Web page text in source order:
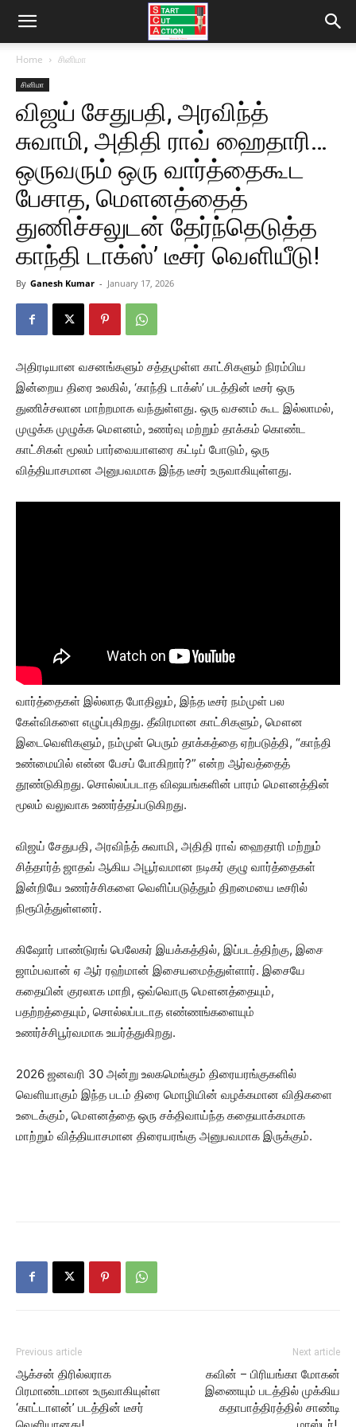
Home சினிமா
சினிமா
விஜய் சேதுபதி, அரவிந்த்
சுவாமி, அதிதி ராவ் ஹைதாரி…
ஒருவரும் ஒரு வார்த்தைகூட
பேசாத, மௌனத்தைத்
துணிச்சலுடன் தேர்ந்தெடுத்த
காந்தி டாக்ஸ்’ டீசர் வெளியீடு!
By Ganesh Kumar - January 17, 2026
அதிரடியான வசனங்களும் சத்தமுள்ள காட்சிகளும் நிரம்பிய
இன்றைய திரை உலகில், ‘காந்தி டாக்ஸ்’ படத்தின் டீசர் ஒரு
துணிச்சலான மாற்றமாக வந்துள்ளது. ஒரு வசனம் கூட இல்லாமல்,
முழுக்க முழுக்க மௌனம், உணர்வு மற்றும் தாக்கம் கொண்ட
காட்சிகள் மூலம் பார்வையாளரை கட்டிப் போடும், ஒரு
வித்தியாசமான அனுபவமாக இந்த டீசர் உருவாகியுள்ளது.
வார்த்தைகள் இல்லாத போதிலும், இந்த டீசர் நம்முள் பல
கேள்விகளை எழுப்புகிறது. தீவிரமான காட்சிகளும், மௌன
இடைவெளிகளும், நம்முள் பெரும் தாக்கத்தை ஏற்படுத்தி, “காந்தி
உண்மையில் என்ன பேசப் போகிறார்?” என்ற ஆர்வத்தைத்
தூண்டுகிறது. சொல்லப்படாத விஷயங்களின் பாரம் மௌனத்தின்
மூலம் வலுவாக உணர்த்தப்படுகிறது.
விஜய் சேதுபதி, அரவிந்த் சுவாமி, அதிதி ராவ் ஹைதாரி மற்றும்
சித்தார்த் ஜாதவ் ஆகிய அபூர்வமான நடிகர் குழு வார்த்தைகள்
இன்றியே உணர்ச்சிகளை வெளிப்படுத்தும் திறமையை டீசரில்
நிரூபித்துள்ளனர்.
கிஷோர் பாண்டுரங் பெலேகர் இயக்கத்தில், இப்படத்திற்கு, இசை
ஜாம்பவான் ஏ ஆர் ரஹ்மான் இசையமைத்துள்ளார். இசையே
கதையின் குரலாக மாறி, ஒவ்வொரு மௌனத்தையும்,
பதற்றத்தையும், சொல்லப்படாத எண்ணங்களையும்
உணர்ச்சிபூர்வமாக உயர்த்துகிறது.
2026 ஜனவரி 30 அன்று உலகமெங்கும் திரையரங்குகளில்
வெளியாகும் இந்த படம் திரை மொழியின் வழக்கமான விதிகளை
உடைக்கும், மௌனத்தை ஒரு சக்திவாய்ந்த கதையாக்கமாக
மாற்றும் வித்தியாசமான திரையரங்கு அனுபவமாக இருக்கும்.
Previous article
ஆக்சன் திரில்லராக
பிரமாண்டமான உருவாகியுள்ள
‘காட்டாளன்’ படத்தின் டீசர்
Next article
கவின் – பிரியங்கா மோகன்
இணையும் படத்தில் முக்கிய
கதாபாத்திரத்தில் சாண்டி